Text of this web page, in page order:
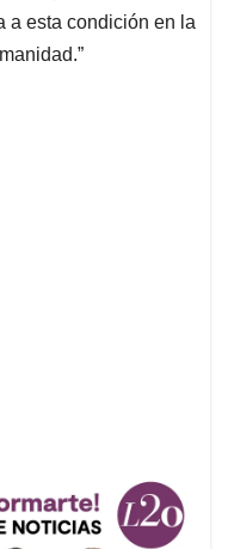
a esta condición en la